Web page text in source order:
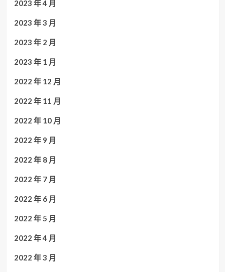
2023 年 4 月
2023 年 3 月
2023 年 2 月
2023 年 1 月
2022 年 12 月
2022 年 11 月
2022 年 10 月
2022 年 9 月
2022 年 8 月
2022 年 7 月
2022 年 6 月
2022 年 5 月
2022 年 4 月
2022 年 3 月